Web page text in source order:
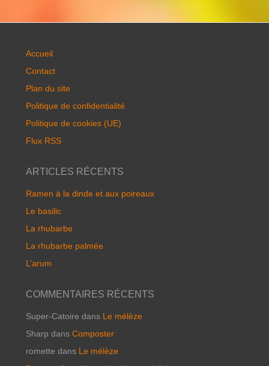
Accueil
Contact
Plan du site
Politique de confidentialité
Politique de cookies (UE)
Flux RSS
ARTICLES RÉCENTS
Ramen à la dinde et aux poireaux
Le basilic
La rhubarbe
La rhubarbe palmée
L’arum
COMMENTAIRES RÉCENTS
Super-Catoire dans Le mélèze
Sharp dans Composter
romette dans Le mélèze